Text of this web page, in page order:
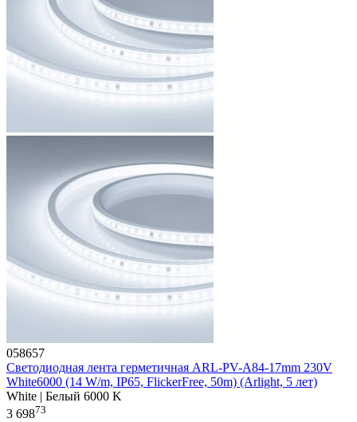
058657
Светодиодная лента герметичная ARL-PV-A84-17mm 230V
White6000 (14 W/m, IP65, FlickerFree, 50m) (Arlight, 5 лет)
White | Белый 6000 K
3 69873